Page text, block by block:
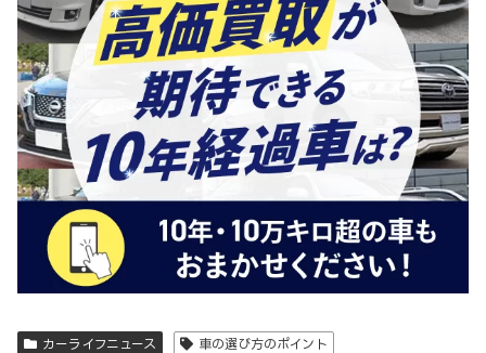
カーライフニュース 車の選び方のポイント